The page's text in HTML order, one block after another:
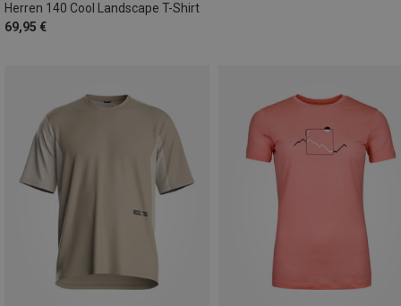
Herren 140 Cool Landscape T-Shirt
69,95 €